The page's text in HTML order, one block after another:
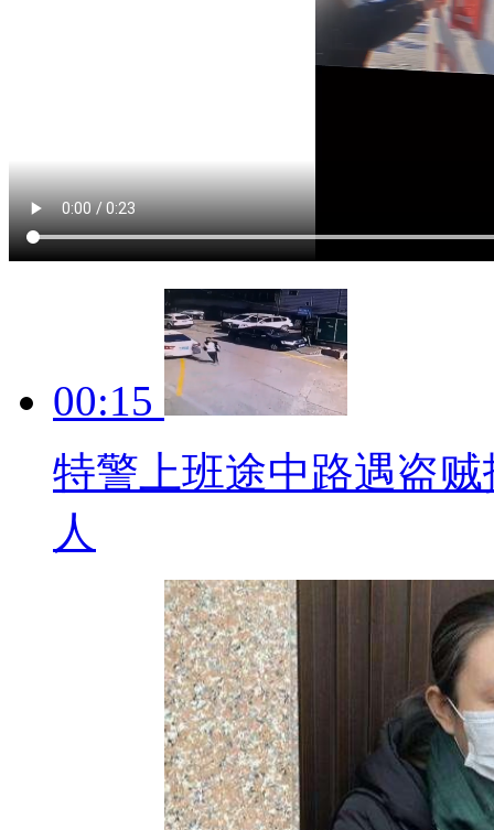
00:15
特警上班途中路遇盗
人